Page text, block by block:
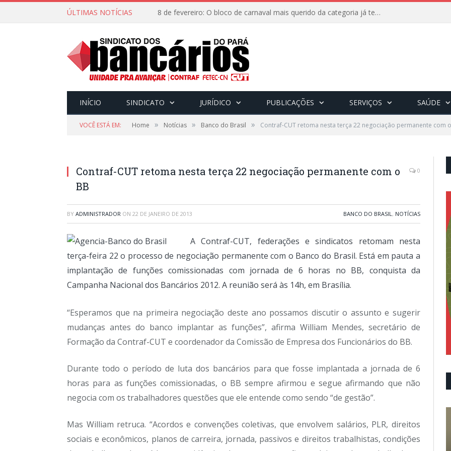
ÚLTIMAS NOTÍCIAS 8 de fevereiro: O bloco de carnaval mais querido da categoria já tem data. Vem pro CarnaBancários 2025!
INÍCIO SINDICATO JURÍDICO PUBLICAÇÕES SERVIÇOS SAÚDE
VOCÊ ESTÁ EM: Home » Notícias » Banco do Brasil » Contraf-CUT retoma nesta terça 22 negociação permanente com
Contraf-CUT retoma nesta terça 22 negociação permanente com o
BB
0
BY ADMINISTRADOR ON 22 DE JANEIRO DE 2013 BANCO DO BRASIL, NOTÍCIAS
A Contraf-CUT, federações e sindicatos retomam nesta
terça-feira 22 o processo de negociação permanente com o Banco do Brasil. Está em pauta a
implantação de funções comissionadas com jornada de 6 horas no BB, conquista da
Campanha Nacional dos Bancários 2012. A reunião será às 14h, em Brasília.
“Esperamos que na primeira negociação deste ano possamos discutir o assunto e sugerir
mudanças antes do banco implantar as funções”, afirma William Mendes, secretário de
Formação da Contraf-CUT e coordenador da Comissão de Empresa dos Funcionários do BB.
Durante todo o período de luta dos bancários para que fosse implantada a jornada de 6
horas para as funções comissionadas, o BB sempre afirmou e segue afirmando que não
negocia com os trabalhadores questões que ele entende como sendo “de gestão”.
Mas William retruca. “Acordos e convenções coletivas, que envolvem salários, PLR, direitos
sociais e econômicos, planos de carreira, jornada, passivos e direitos trabalhistas, condições